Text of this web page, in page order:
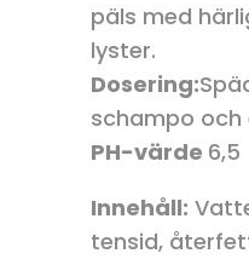
päls med
lyster.
Dosering:
schampo och
PH-värde 6,5
Innehåll:
tensid,